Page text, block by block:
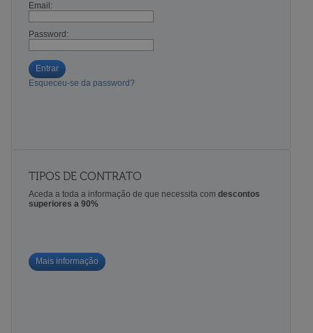
Email:
Password:
Entrar
Esqueceu-se da password?
TIPOS DE CONTRATO
Aceda a toda a informação de que necessita com descontos
superiores a 90%
Mais informação